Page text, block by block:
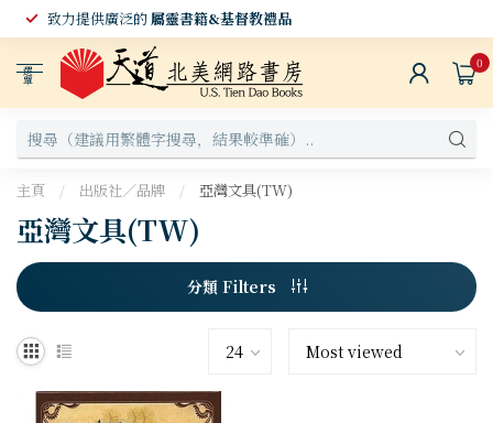
致力提供廣泛的屬靈書籍&基督教禮品
選
單
0
主頁 / 出版社／品牌 / 亞灣文具(TW)
亞灣文具(TW)
分類 Filters